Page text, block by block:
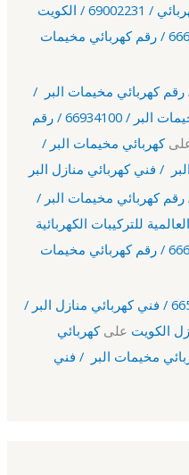
/ الكويت
كهربائي مخيمات البر / 66629504 / رقم كهربائي مخيمات
مخيمات البر / 66934100 / رقم كهربائي مخيمات البر /
فني كهربائي منازل البر كهربائي مخيمات البر / 66934100 / رقم
كهربائي مخيمات البر /
مخيمات البر / 66901910 / رقم كهربائي مخيمات البر /
للتركيبات الكهربائية
كهربائي مخيمات البر / 66629504 / رقم كهربائي مخيمات
رقم كهربائي مخيمات البر / 66559972 / فني كهربائي منازل البر /
الكويت علىكهربائي
/ رقم كهربائي مخيمات البر / فني